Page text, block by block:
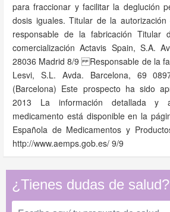
para fraccionar y facilitar la deglución
dosis iguales. Titular de la
responsable de la fabricación Titular
comercialización Actavis Spain, S.A.
28036 Madrid 8/9 Responsable de la
Lesvi, S.L. Avda. Barcelona, 69
(Barcelona) Este prospecto ha sido
2013 La información detallada y
medicamento está disponible en la
Española de Medicamentos y
http://www.aemps.gob.es/ 9/9
¿Tienes dudas de salud?